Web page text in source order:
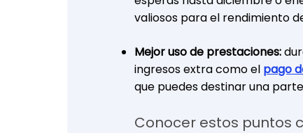
valiosos para el rendimiento
Mejor uso de prestaciones:
ingresos extra como el pago
que puedes destinar una
Conocer estos puntos